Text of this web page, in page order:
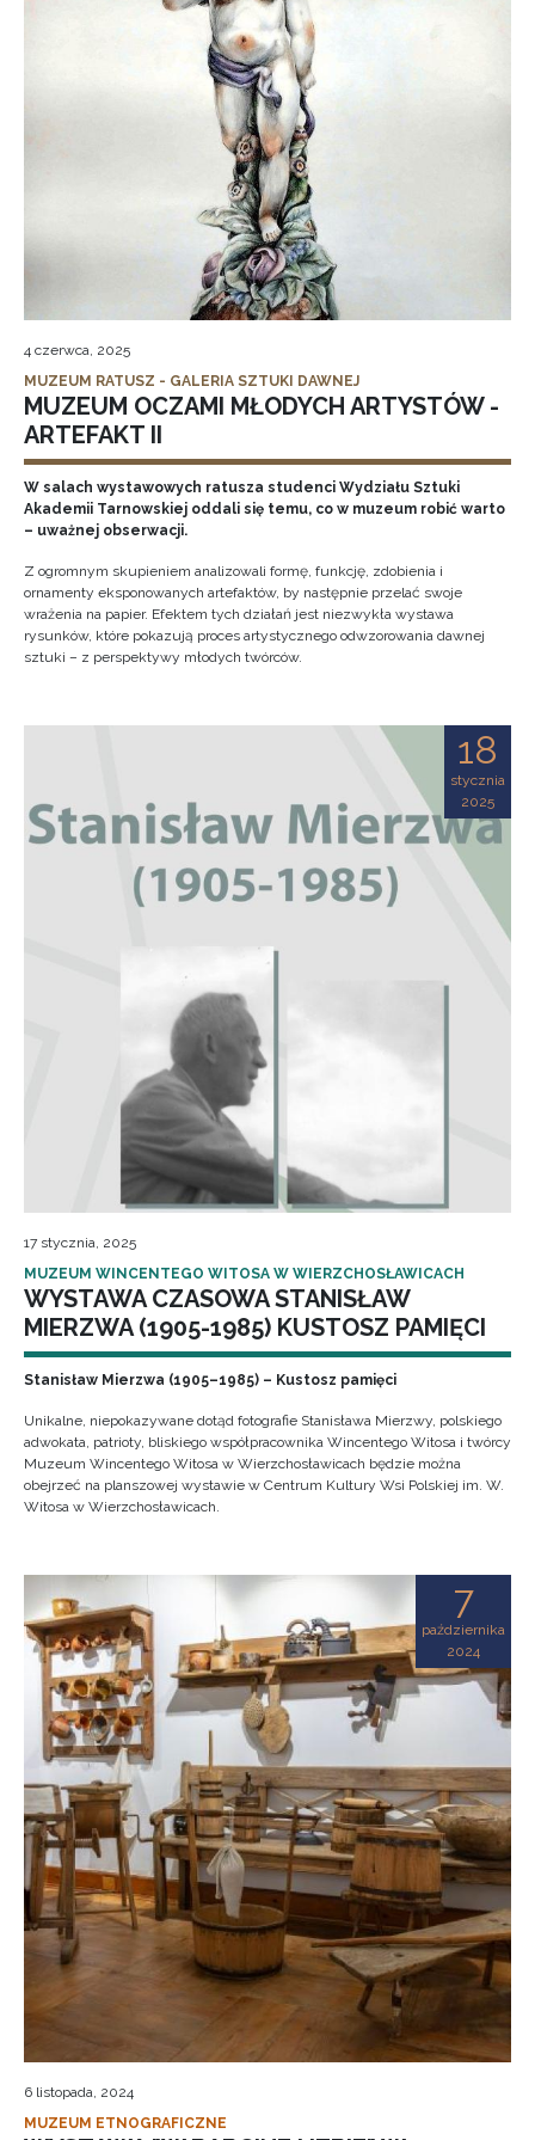
4 czerwca, 2025
MUZEUM RATUSZ - GALERIA SZTUKI DAWNEJ
MUZEUM OCZAMI MŁODYCH ARTYSTÓW -
ARTEFAKT II
W salach wystawowych ratusza studenci Wydziału Sztuki
Akademii Tarnowskiej oddali się temu, co w muzeum robić warto
– uważnej obserwacji.
Z ogromnym skupieniem analizowali formę, funkcję, zdobienia i
ornamenty eksponowanych artefaktów, by następnie przelać swoje
wrażenia na papier. Efektem tych działań jest niezwykła wystawa
rysunków, które pokazują proces artystycznego odwzorowania dawnej
sztuki – z perspektywy młodych twórców.
18
stycznia
2025
17 stycznia, 2025
MUZEUM WINCENTEGO WITOSA W WIERZCHOSŁAWICACH
WYSTAWA CZASOWA STANISŁAW
MIERZWA (1905-1985) KUSTOSZ PAMIĘCI
Stanisław Mierzwa (1905–1985) – Kustosz pamięci
Unikalne, niepokazywane dotąd fotografie Stanisława Mierzwy, polskiego
adwokata, patrioty, bliskiego współpracownika Wincentego Witosa i twórcy
Muzeum Wincentego Witosa w Wierzchosławicach będzie można
obejrzeć na planszowej wystawie w Centrum Kultury Wsi Polskiej im. W.
Witosa w Wierzchosławicach.
7
października
2024
6 listopada, 2024
MUZEUM ETNOGRAFICZNE